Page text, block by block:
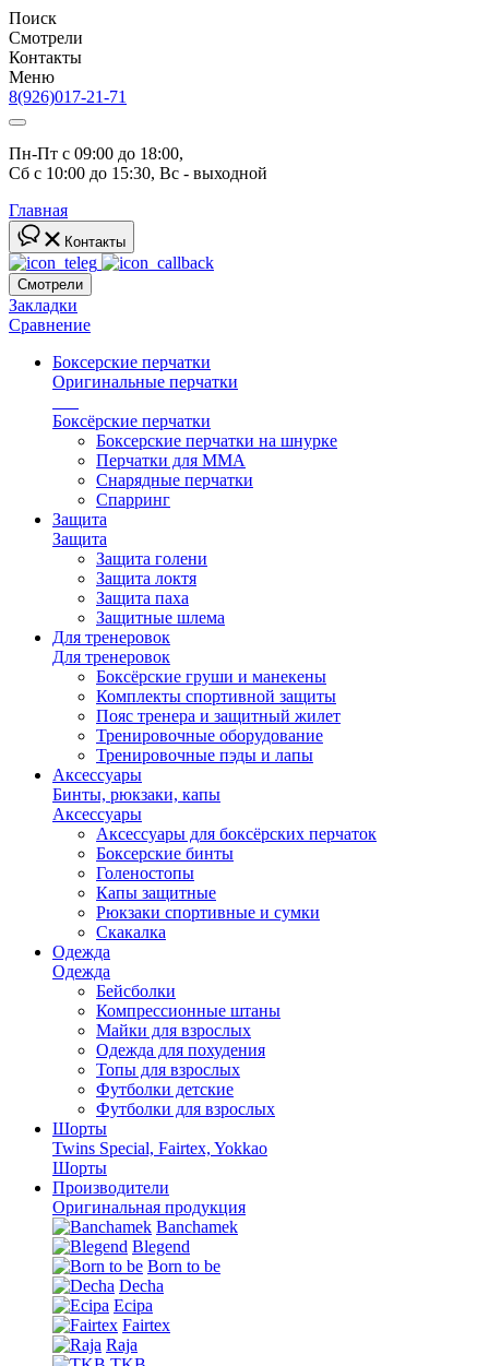
Поиск
Смотрели
Контакты
Меню
8(926)017-21-71
Пн-Пт с 09:00 до 18:00,
Сб с 10:00 до 15:30, Вс - выходной
Главная
Контакты
Смотрели
Закладки
Сравнение
Боксерские перчатки
Оригинальные перчатки
Боксёрские перчатки
Боксерские перчатки на шнурке
Перчатки для ММА
Снарядные перчатки
Спарринг
Защита
Защита
Защита голени
Защита локтя
Защита паха
Защитные шлема
Для тренеровок
Для тренеровок
Боксёрские груши и манекены
Комплекты спортивной защиты
Пояс тренера и защитный жилет
Тренировочные оборудование
Тренировочные пэды и лапы
Аксессуары
Бинты, рюкзаки, капы
Аксессуары
Аксессуары для боксёрских перчаток
Боксерские бинты
Голеностопы
Капы защитные
Рюкзаки спортивные и сумки
Скакалка
Одежда
Одежда
Бейсболки
Компрессионные штаны
Майки для взрослых
Одежда для похудения
Топы для взрослых
Футболки детские
Футболки для взрослых
Шорты
Twins Special, Fairtex, Yokkao
Шорты
Производители
Оригинальная продукция
Banchamek
Blegend
Born to be
Decha
Ecipa
Fairtex
Raja